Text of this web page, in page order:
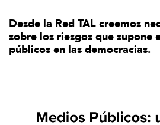
Desde la Red TAL creemos
sobre los riesgos que supone
públicos en las democracias.